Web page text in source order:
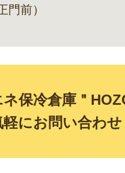
門前）
保冷倉庫＂
にお問い合わせ